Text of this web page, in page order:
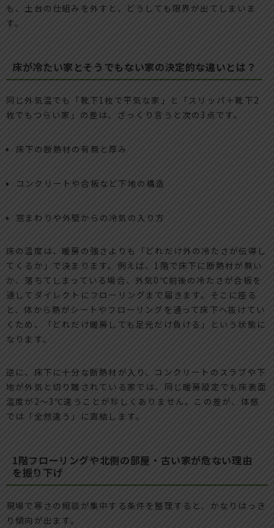
も、土台の仕組みを外すと、どうしても限界が出てしまいま
す。
床が冷たい家とそうでもない家の決定的な違いとは？
同じ外気温でも「靴下1枚で平気な家」と「スリッパ＋靴下2
枚でもつらい家」の差は、ざっくり言うと次の3点です。
床下の断熱材の有無と厚み
コンクリートや合板など下地の構造
窓まわりや外壁からの冷気の入り方
床の温度は、暖房の強さよりも「どれだけ外の冷たさが伝導し
てくるか」で決まります。例えば、1階で床下に断熱材が無い
か、落ちてしまっている場合、外気0℃前後の冷たさが合板を
通してダイレクトにフローリングまで届きます。そこに座る
と、体から熱がシートやフローリングを通って床下へ抜けてい
くため、「どれだけ暖房しても足元だけ負ける」という状態に
なります。
逆に、床下に十分な断熱材が入り、コンクリートのスラブや下
地が外気と切り離されている家では、同じ暖房設定でも床表面
温度が2〜3℃違うことが珍しくありません。この差が、体感
では「全然違う」に直結します。
1階フローリングや北側の部屋・古い家が危ない理由
を掘り下げ
現場で寒さの相談が集中する条件を整理すると、かなりはっき
り傾向が出ます。